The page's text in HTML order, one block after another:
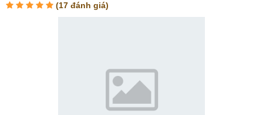
(17 đánh giá)